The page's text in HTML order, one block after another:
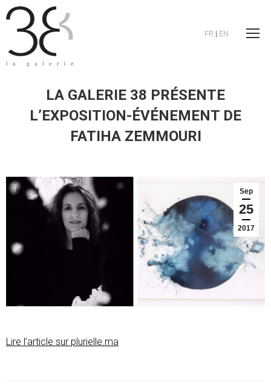
FR | EN
LA GALERIE 38 PRÉSENTE
L’EXPOSITION-ÉVÉNEMENT DE
FATIHA ZEMMOURI
Sep
25
2017
Lire l’article sur plurielle.ma